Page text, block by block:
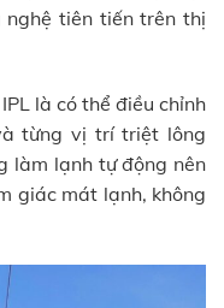
nghệ tiên tiến trên thị
là có thể điều chỉnh
từng vị trí triệt lông
làm lạnh tự động nên
giác mát lạnh, không